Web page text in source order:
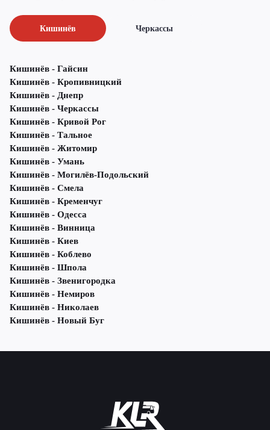
Кишинёв Черкассы
Кишинёв - Гайсин
Кишинёв - Кропивницкий
Кишинёв - Днепр
Кишинёв - Черкассы
Кишинёв - Кривой Рог
Кишинёв - Тальное
Кишинёв - Житомир
Кишинёв - Умань
Кишинёв - Могилёв-Подольский
Кишинёв - Смела
Кишинёв - Кременчуг
Кишинёв - Одесса
Кишинёв - Винница
Кишинёв - Киев
Кишинёв - Коблево
Кишинёв - Шпола
Кишинёв - Звенигородка
Кишинёв - Немиров
Кишинёв - Николаев
Кишинёв - Новый Буг